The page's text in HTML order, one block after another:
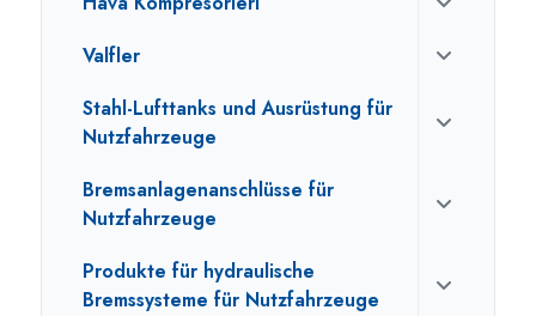
Valfler
Stahl-Lufttanks und Ausrüstung für
Nutzfahrzeuge
Bremsanlagenanschlüsse für
Nutzfahrzeuge
Produkte für hydraulische
Bremssysteme für Nutzfahrzeuge